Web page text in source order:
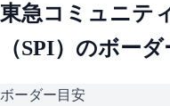
東急コミュニテ
（SPI）のボー
ボーダー目安